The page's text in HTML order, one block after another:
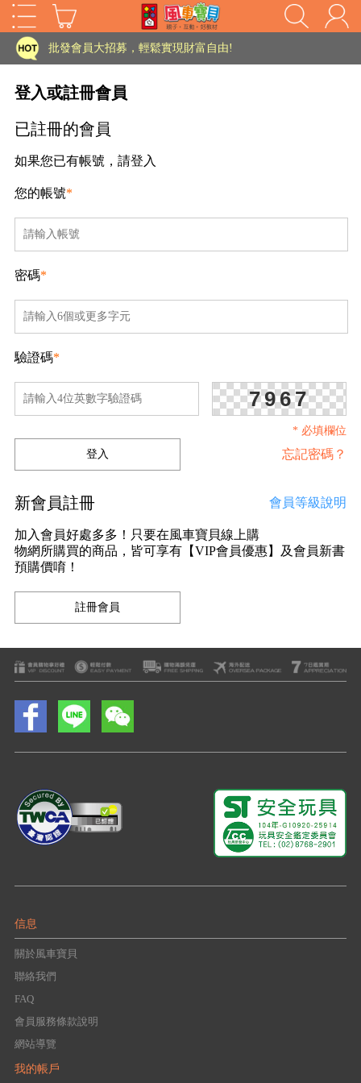
家長樂了!「風車書版集團暨FOOD超人企業總部」目前正興建中!
批發會員大招募，輕鬆實現財富自由!
登入或註冊會員
已註冊的會員
如果您已有帳號，請登入
您的帳號*
密碼*
驗證碼*
7967
* 必填欄位
忘記密碼？
新會員註冊 會員等級說明
加入會員好處多多！只要在風車寶貝線上購
物網所購買的商品，皆可享有【VIP會員優惠】及會員新書
預購價唷！
信息
關於風車寶貝
聯絡我們
FAQ
會員服務條款說明
網站導覽
我的帳戶